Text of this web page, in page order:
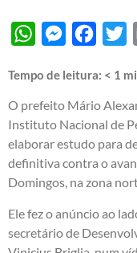
WhatsAppMessenger
Tempo de leitura: < 1
O prefeito Mário
Instituto Nacional de
elaborar estudo para
definitiva contra o
Domingos, na zona
Ele fez o anúncio ao
secretário de